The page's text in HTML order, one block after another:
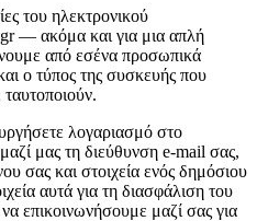
του ηλεκτρονικού
— ακόμα και για μια απλή
από εσένα προσωπικά
ο τύπος της συσκευής που
λογαριασμό στο
μας τη διεύθυνση e-mail σας,
σας και στοιχεία ενός δημόσιου
αυτά για τη διασφάλιση του
επικοινωνήσουμε μαζί σας για